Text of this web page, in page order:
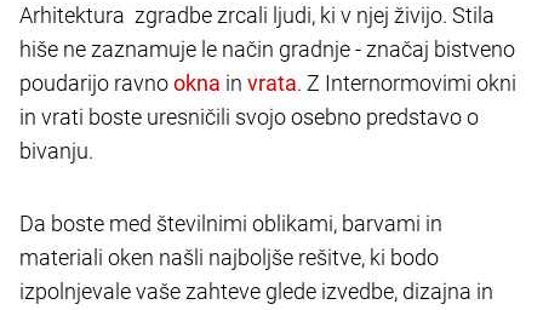
Arhitektura zgradbe zrcali ljudi, ki v njej živijo. Stila
hiše ne zaznamuje le način gradnje - značaj bistveno
poudarijo ravno
in
. Z Internormovimi okni
in vrati boste uresničili svojo osebno predstavo o
bivanju.
Da boste med številnimi oblikami, barvami in
materiali oken našli najboljše rešitve, ki bodo
izpolnjevale vaše zahteve glede izvedbe, dizajna in